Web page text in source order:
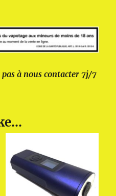
pas à nous contacter 7j/7